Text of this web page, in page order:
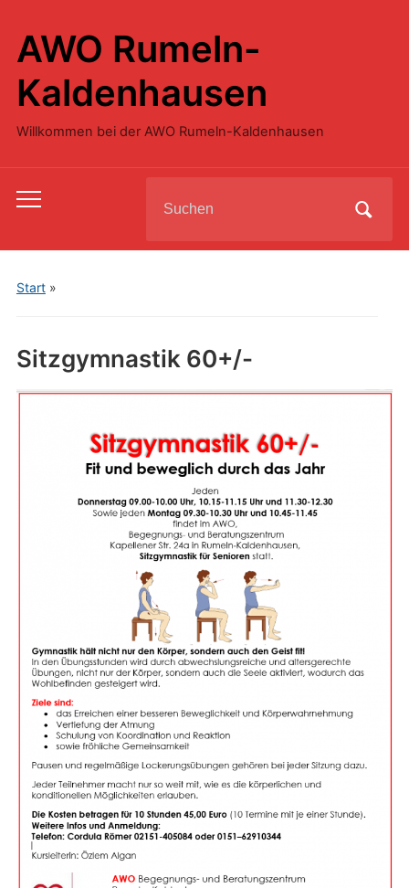
AWO Rumeln-
Kaldenhausen
Willkommen bei der AWO Rumeln-Kaldenhausen
Toggle
menu
for:
Start»
Sitzgymnastik 60+/-